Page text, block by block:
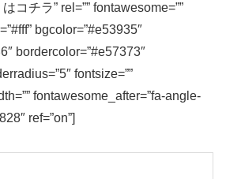
コチラ” rel=”” fontawesome=””
bgcolor=”#e53935″
bordercolor=”#e57373″
fontsize=””
fontawesome_after=”fa-angle-
ref=”on”]